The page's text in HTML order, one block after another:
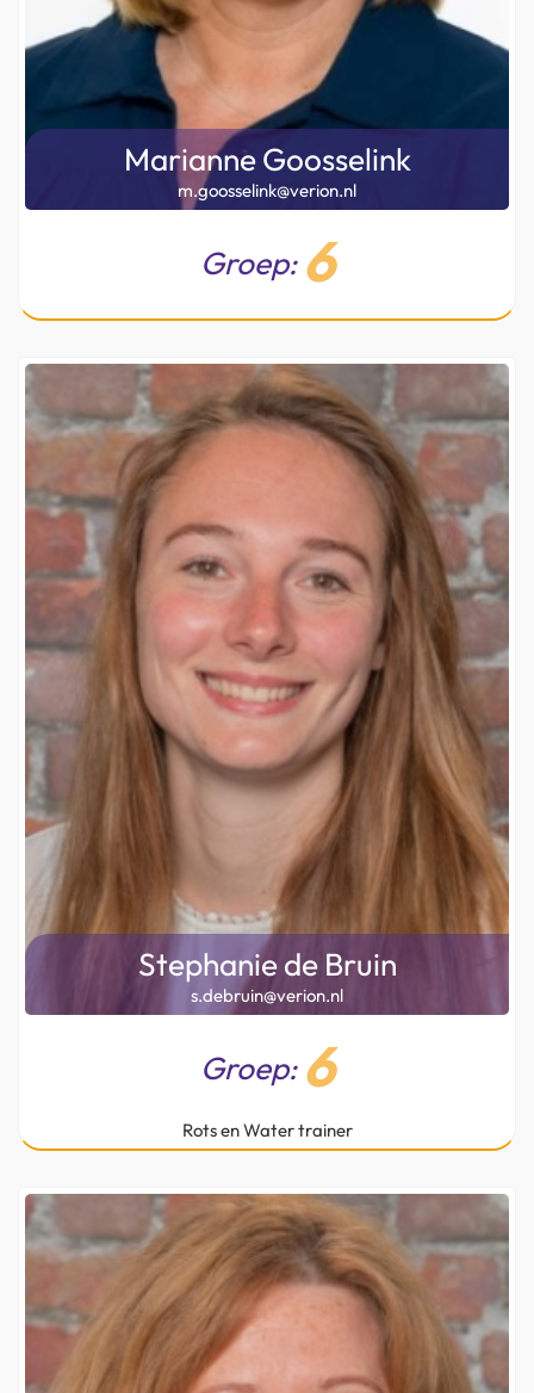
Marianne Goosselink
m.goosselink@verion.nl
Groep: 6
Stephanie de Bruin
s.debruin@verion.nl
Groep: 6
Rots en Water trainer